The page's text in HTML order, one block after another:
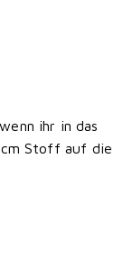
ihr in das
Stoff auf die